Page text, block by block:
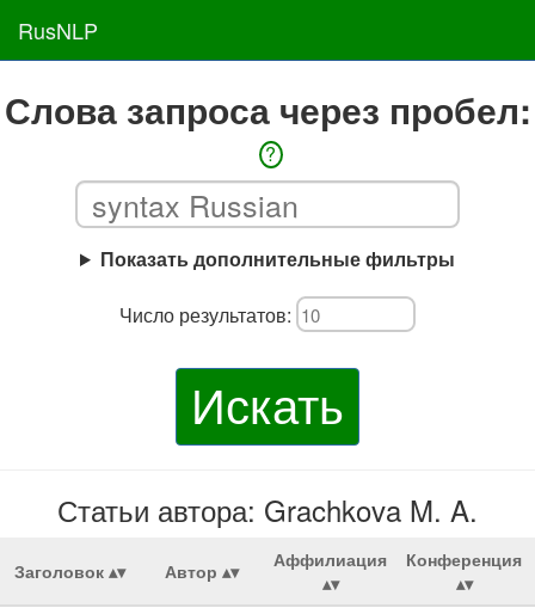
RusNLP
Слова запроса через пробел:
?
Показать дополнительные фильтры
Число результатов:
Искать
Статьи автора: Grachkova M. A.
Заголовок Автор Аффилиация Конференция